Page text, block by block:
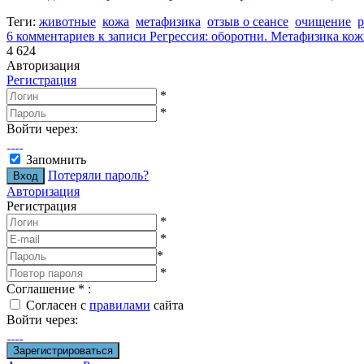
Теги: животные кожа метафизика отзыв о сеансе очищение
6 комментариев к записи Регрессия: оборотни. Метафизика
4 624
Авторизация
Регистрация
*
*
Войти через:
Запомнить
Потеряли пароль?
Авторизация
Регистрация
*
*
*
*
Соглашение * :
Согласен с правилами сайта
Войти через: